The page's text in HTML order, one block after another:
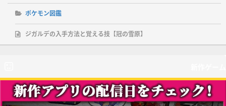
ポケモン図鑑
ジガルデの入手方法と覚える技【冠の雪原】